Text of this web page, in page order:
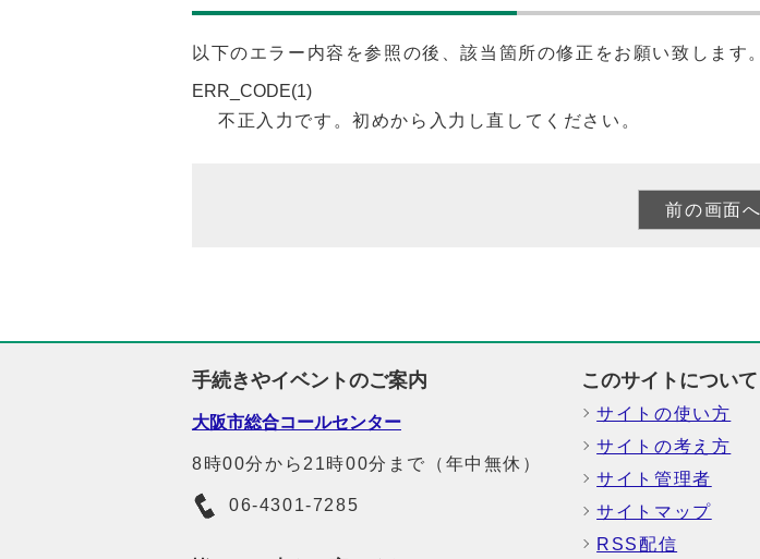
以下のエラー内容を参照の後、該当箇所の修正をお願い致します。
ERR_CODE(1)
不正入力です。初めから入力し直してください。
手続きやイベントのご案内
大阪市総合コールセンター
8時00分から21時00分まで（年中無休）
06-4301-7285
このサイトについて
サイトの使い方
サイトの考え方
サイト管理者
サイトマップ
RSS配信